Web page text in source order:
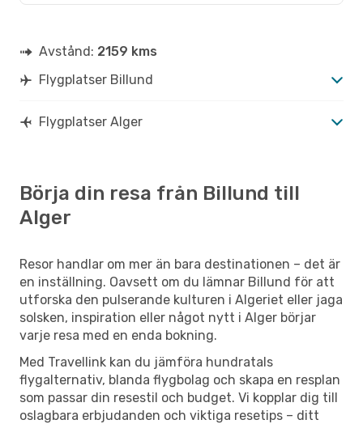
Avstånd: 2159 kms
Flygplatser Billund
Flygplatser Alger
Börja din resa från Billund till
Alger
Resor handlar om mer än bara destinationen – det är
en inställning. Oavsett om du lämnar Billund för att
utforska den pulserande kulturen i Algeriet eller jaga
solsken, inspiration eller något nytt i Alger börjar
varje resa med en enda bokning.
Med Travellink kan du jämföra hundratals
flygalternativ, blanda flygbolag och skapa en resplan
som passar din resestil och budget. Vi kopplar dig till
oslagbara erbjudanden och viktiga resetips – ditt